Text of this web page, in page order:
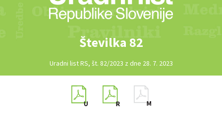
Številka 82
Uradni list RS, št. 82/2023 z dne 28. 7. 2023